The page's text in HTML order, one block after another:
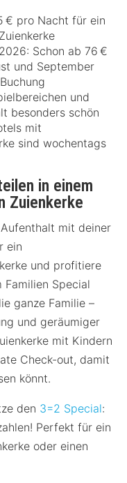
€ pro Nacht für ein
Schon ab 76 €
und September
und
besonders schön
mit
sind wochentags
in einem
Zuienkerke
mit deiner
ein
und profitiere
Familien Special
ganze Familie –
und geräumiger
mit Kindern
Check-out, damit
könnt.
den 3=2 Special:
Perfekt für ein
oder einen